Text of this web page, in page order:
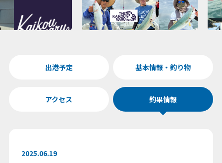
出港予定 基本情報・釣り物
アクセス 釣果情報
2025.06.19